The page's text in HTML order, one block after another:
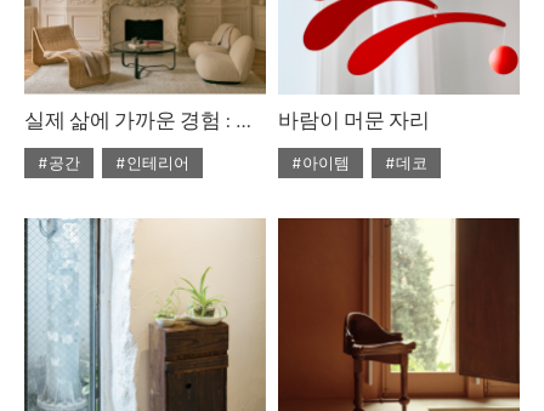
실제 삶에 가까운 경험 : 구비 하우스 파리
#공간
#인테리어
바람이 머문 자리
#아이템
#데코